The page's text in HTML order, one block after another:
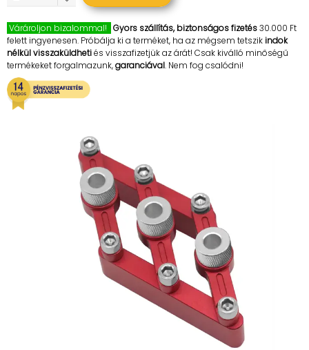
Várároljon bizalommal! Gyors szállítás, biztonságos fizetés30.000 Ft
felett ingyenesen. Próbálja ki a terméket, ha az mégsem tetszikindok
nélkül visszaküldhetiés visszafizetjük az árát! Csak kiválló minőségű
termékeket forgalmazunk,garanciával. Nem fog csalódni!